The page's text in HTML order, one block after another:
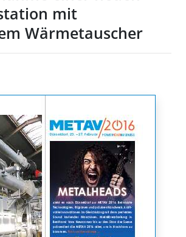
mit
Wärmetauscher